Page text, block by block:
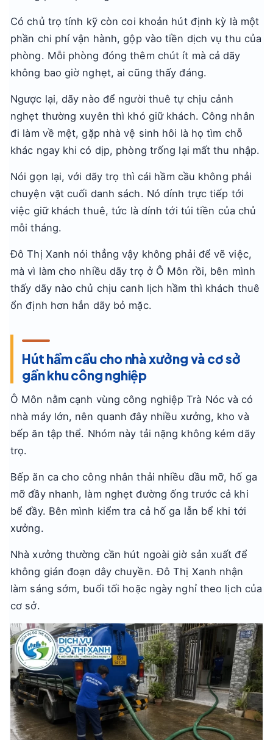
Có chủ trọ tính kỹ còn coi khoản hút định kỳ là một
phần chi phí vận hành, gộp vào tiền dịch vụ thu của
phòng. Mỗi phòng đóng thêm chút ít mà cả dãy
không bao giờ nghẹt, ai cũng thấy đáng.
Ngược lại, dãy nào để người thuê tự chịu cảnh
nghẹt thường xuyên thì khó giữ khách. Công nhân
đi làm về mệt, gặp nhà vệ sinh hôi là họ tìm chỗ
khác ngay khi có dịp, phòng trống lại mất thu nhập.
Nói gọn lại, với dãy trọ thì cái hầm cầu không phải
chuyện vặt cuối danh sách. Nó dính trực tiếp tới
việc giữ khách thuê, tức là dính tới túi tiền của chủ
mỗi tháng.
Đô Thị Xanh nói thẳng vậy không phải để vẽ việc,
mà vì làm cho nhiều dãy trọ ở Ô Môn rồi, bên mình
thấy dãy nào chủ chịu canh lịch hầm thì khách thuê
ổn định hơn hẳn dãy bỏ mặc.
Hút hầm cầu cho nhà xưởng và cơ sở
gần khu công nghiệp
Ô Môn nằm cạnh vùng công nghiệp Trà Nóc và có
nhà máy lớn, nên quanh đây nhiều xưởng, kho và
bếp ăn tập thể. Nhóm này tải nặng không kém dãy
trọ.
Bếp ăn ca cho công nhân thải nhiều dầu mỡ, hố ga
mỡ đầy nhanh, làm nghẹt đường ống trước cả khi
bể đầy. Bên mình kiểm tra cả hố ga lẫn bể khi tới
xưởng.
Nhà xưởng thường cần hút ngoài giờ sản xuất để
không gián đoạn dây chuyền. Đô Thị Xanh nhận
làm sáng sớm, buổi tối hoặc ngày nghỉ theo lịch của
cơ sở.